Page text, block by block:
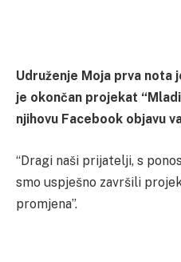
Udruženje Moja prva nota
je okončan projekat
njihovu Facebook objavu
“Dragi naši prijatelji, s
smo uspješno završili
promjena”.